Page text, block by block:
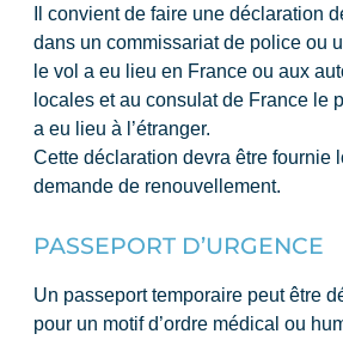
Il convient de faire une déclaration
dans un commissariat de police ou
le vol a eu lieu en France ou aux
locales et au consulat de France le
a eu lieu à l’étranger.
Cette déclaration devra être fournie
demande de renouvellement.
PASSEPORT D’URGENCE
Un passeport temporaire peut être
pour un motif d’ordre médical ou